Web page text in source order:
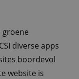
groene
diverse apps
boordevol
website is